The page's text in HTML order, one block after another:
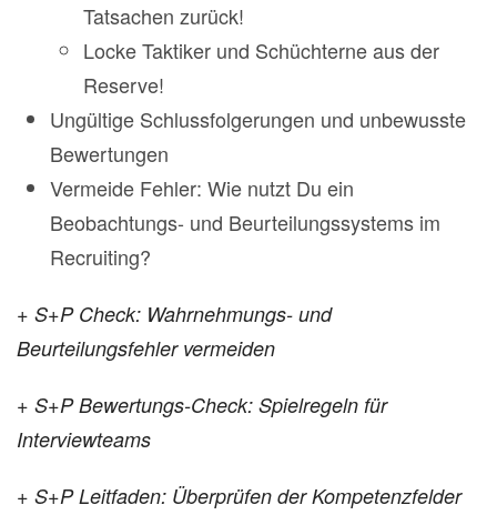
Tatsachen zurück!
Locke Taktiker und Schüchterne aus der
Reserve!
Ungültige Schlussfolgerungen und unbewusste
Bewertungen
Vermeide Fehler: Wie nutzt Du ein
Beobachtungs- und Beurteilungssystems im
Recruiting?
+ S+P Check: Wahrnehmungs- und
Beurteilungsfehler vermeiden
+ S+P Bewertungs-Check: Spielregeln für
Interviewteams
+ S+P Leitfaden: Überprüfen der Kompetenzfelder